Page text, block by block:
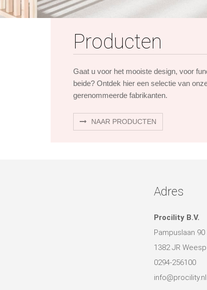
Producten
Gaat u voor het mooiste design, voor
beide? Ontdek hier een selectie van
gerenommeerde fabrikanten.
NAAR PRODUCTEN
Adres
Procility B.V.
Pampuslaan 90
1382 JR Weesp
0294-256100
info@procility.nl